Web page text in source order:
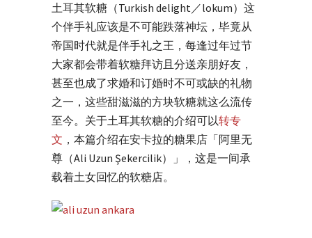
土耳其软糖（Turkish delight／lokum）这
个伴手礼应该是不可能跌落神坛，毕竟从
帝国时代就是伴手礼之王，每逢过年过节
大家都会带着软糖拜访且分送亲朋好友，
甚至也成了求婚和订婚时不可或缺的礼物
之一，这些甜滋滋的方块软糖就这么流传
至今。关于土耳其软糖的介绍可以转专
文 ，本篇介绍在安卡拉的糖果店「阿里无
尊（Ali Uzun Şekercilik）」，这是一间承
载着土女回忆的软糖店。